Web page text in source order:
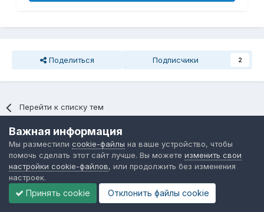
Поделиться Подписчики 2
Перейти к списку тем
Последние посетители0 пользователей онлайн
Ни одного зарегистрированного пользователя не
просматривает данную страницу
Важная информация
Мы разместили cookie-файлы на ваше устройство, чтобы
помочь сделать этот сайт лучше. Вы можете изменить свои
настройки cookie-файлов, или продолжить без изменения
настроек.
Принять cookie Отклонить файлы сookie